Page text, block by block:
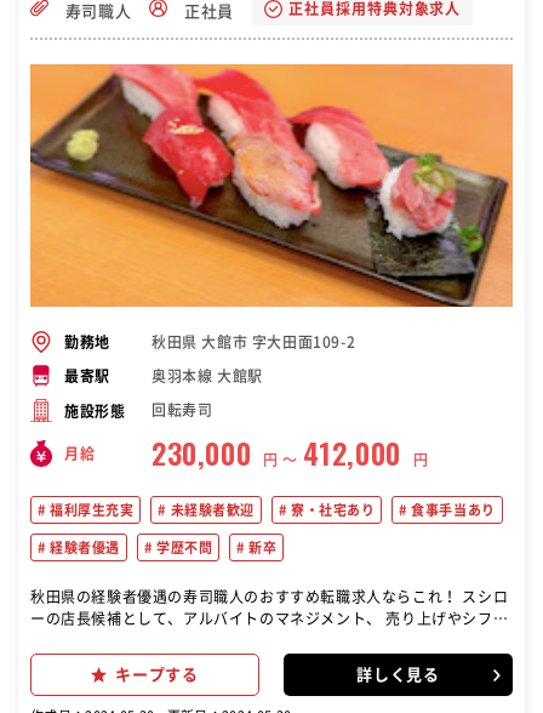
寿司職人 正社員 正社員採用特典対象求人
勤務地 秋田県 大館市 字大田面109-2
最寄駅 奥羽本線 大館駅
施設形態 回転寿司
月給 230,000 円 〜 412,000 円
福利厚生充実 未経験者歓迎 寮・社宅あり 食事手当あり
経験者優遇 学歴不問 新卒
秋田県の経験者優遇の寿司職人のおすすめ転職求人ならこれ！ スシロ
ーの店長候補として、アルバイトのマネジメント、 売り上げやシフト
ど店舗を運営していく基礎を身につけて から、副店長→店長の順番で
ステップアップ! 研修が充実しているので未経験の方も大丈夫
キープする 詳しく見る